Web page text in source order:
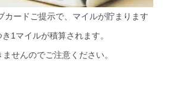
カードご提示で、マイルが貯まります
1マイルが積算されます。
せんのでご注意ください。